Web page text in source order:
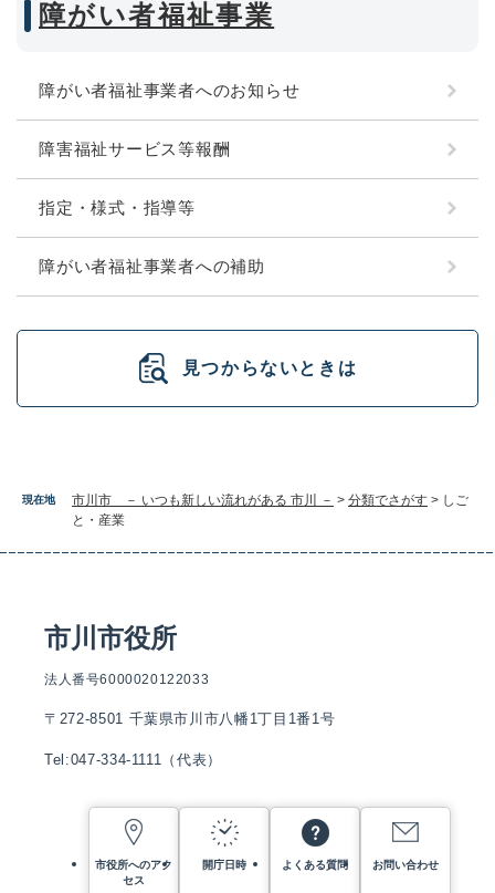
現在地 市川市 － いつも新しい流れがある 市川 － > 分類でさがす > しご
と・産業
障がい者福祉事業
障がい者福祉事業者へのお知らせ
障害福祉サービス等報酬
指定・様式・指導等
障がい者福祉事業者への補助
見つからないときは
市川市役所
法人番号6000020122033
〒272-8501 千葉県市川市八幡1丁目1番1号
Tel:047-334-1111（代表）
市役所へのアク
セス
開庁日時 よくある質問 お問い合わせ